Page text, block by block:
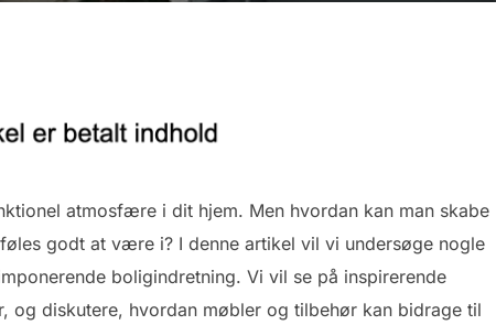
atmosfære i dit hjem. Men hvordan kan man skabe
godt at være i? I denne artikel vil vi undersøge nogle
boligindretning. Vi vil se på inspirerende
diskutere, hvordan møbler og tilbehør kan bidrage til